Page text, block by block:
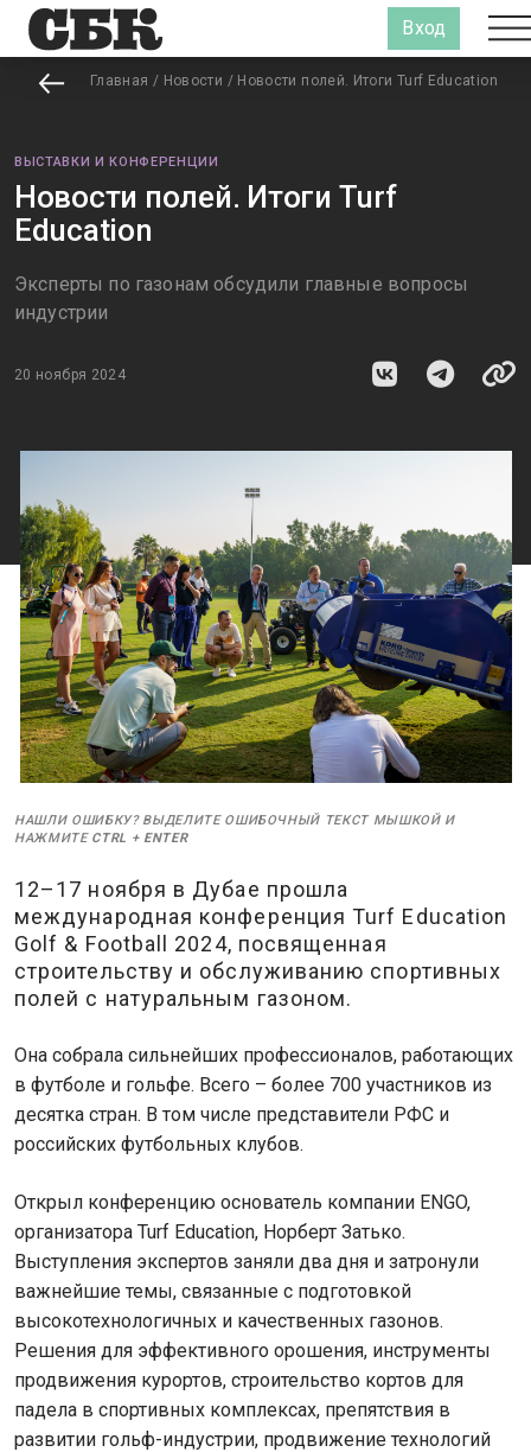
Вход
Главная / Новости / Новости полей. Итоги Turf Education
ВЫСТАВКИ И КОНФЕРЕНЦИИ
Новости полей. Итоги Turf
Education
Эксперты по газонам обсудили главные вопросы
индустрии
20 ноября 2024
НАШЛИ ОШИБКУ? ВЫДЕЛИТЕ ОШИБОЧНЫЙ ТЕКСТ МЫШКОЙ И
НАЖМИТЕ CTRL + ENTER
12–17 ноября в Дубае прошла
международная конференция Turf Education
Golf & Football 2024, посвященная
строительству и обслуживанию спортивных
полей с натуральным газоном.
Она собрала сильнейших профессионалов, работающих
в футболе и гольфе. Всего – более 700 участников из
десятка стран. В том числе представители РФС и
российских футбольных клубов.
Открыл конференцию основатель компании ENGO,
организатора Turf Education, Норберт Затько.
Выступления экспертов заняли два дня и затронули
важнейшие темы, связанные с подготовкой
высокотехнологичных и качественных газонов.
Решения для эффективного орошения, инструменты
продвижения курортов, строительство кортов для
падела в спортивных комплексах, препятствия в
развитии гольф-индустрии, продвижение технологий